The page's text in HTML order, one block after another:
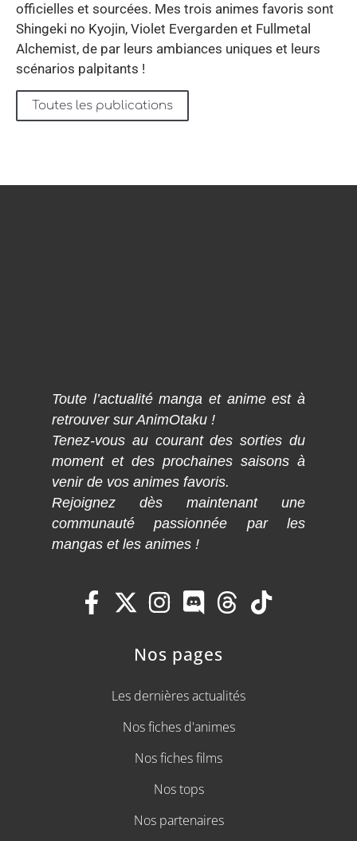
officielles et sourcées. Mes trois animes favoris sont
Shingeki no Kyojin, Violet Evergarden et Fullmetal
Alchemist, de par leurs ambiances uniques et leurs
scénarios palpitants !
Toutes les publications
Toute l’actualité manga et anime est à
retrouver sur AnimOtaku !
Tenez-vous au courant des sorties du
moment et des prochaines saisons à
venir de vos animes favoris.
Rejoignez dès maintenant une
communauté passionnée par les
mangas et les animes !
Nos pages
Les dernières actualités
Nos fiches d'animes
Nos fiches films
Nos tops
Nos partenaires